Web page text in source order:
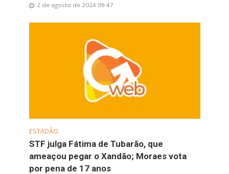
2 de agosto de 2024 09:47
ESTADÃO
STF julga Fátima de Tubarão, que
ameaçou pegar o Xandão; Moraes vota
por pena de 17 anos